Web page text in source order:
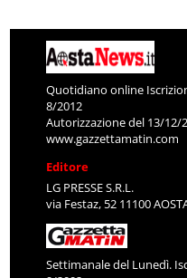
Quotidiano online
8/2012
Autorizzazione del 13/12/
www.gazzettamatin.com
Editore
LG PRESSE S.R.L.
via Festaz, 52 11100
Settimanale del Lunedì.